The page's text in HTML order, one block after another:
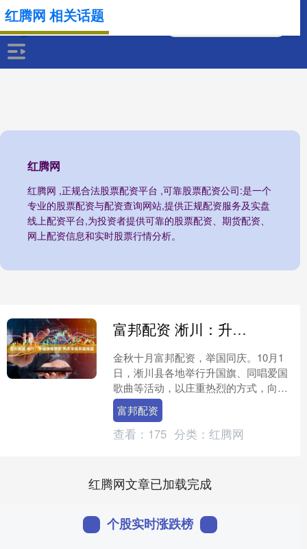
红腾网
红腾网 ,正规合法股票配资平台 ,可靠股票配资公司:是一个
专业的股票配资与配资查询网站,提供正规配资服务及实盘
线上配资平台,为投资者提供可靠的股票配资、期货配资、
网上配资信息和实时股票行情分析。
红腾网 相关话题
富邦配资 淅川：升国旗唱赞歌 共庆华诞祝福祖国
金秋十月富邦配资，举国同庆。10月1
日，淅川县各地举行升国旗、同唱爱国
歌曲等活动，以庄重热烈的方式，向祖
国深情告白，庆祝中华人民共和国成立
76周年。 在淅川县金....
富邦配资
查看： 175 分类： 红腾网
红腾网文章已加载完成
个股实时涨跌榜